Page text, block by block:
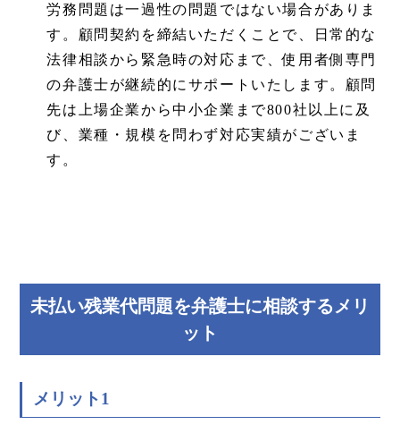
労務問題は一過性の問題ではない場合がありま
す。顧問契約を締結いただくことで、日常的な
法律相談から緊急時の対応まで、使用者側専門
の弁護士が継続的にサポートいたします。顧問
先は上場企業から中小企業まで800社以上に及
び、業種・規模を問わず対応実績がございま
す。
未払い残業代問題を弁護士に相談するメリ
ット
メリット1